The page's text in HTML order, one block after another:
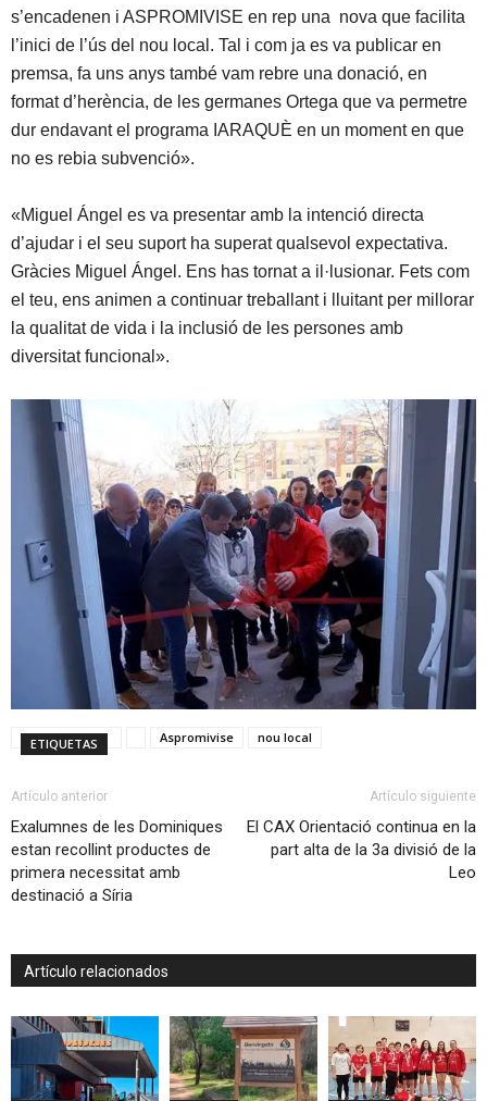
s’encadenen i ASPROMIVISE en rep una nova que facilita
l’inici de l’ús del nou local. Tal i com ja es va publicar en
premsa, fa uns anys també vam rebre una donació, en
format d’herència, de les germanes Ortega que va permetre
dur endavant el programa IARAQUÈ en un moment en que
no es rebia subvenció».
«Miguel Ángel es va presentar amb la intenció directa
d’ajudar i el seu suport ha superat qualsevol expectativa.
Gràcies Miguel Ángel. Ens has tornat a il·lusionar. Fets com
el teu, ens animen a continuar treballant i lluitant per millorar
la qualitat de vida i la inclusió de les persones amb
diversitat funcional».
ETIQUETAS Aspromivise nou local
Artículo anterior
Exalumnes de les Dominiques
estan recollint productes de
primera necessitat amb
destinació a Síria
Artículo siguiente
El CAX Orientació continua en la
part alta de la 3a divisió de la
Leo
Artículo relacionados